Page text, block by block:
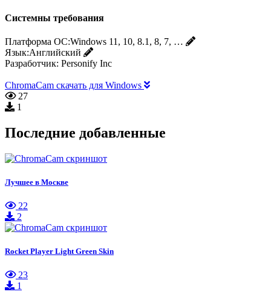
Системны требования
Платформа ОС:Windows 11, 10, 8.1, 8, 7, …
Язык:Английский
Разработчик: Personify Inc
ChromaCam скачать для Windows
27
1
Последние добавленные
Лучшее в Москве
22
2
Rocket Player Light Green Skin
23
1